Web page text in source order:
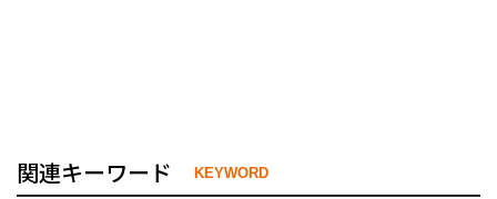
関連キーワード KEYWORD